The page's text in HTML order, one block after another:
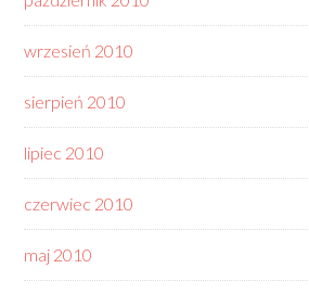
wrzesień 2010
sierpień 2010
lipiec 2010
czerwiec 2010
maj 2010